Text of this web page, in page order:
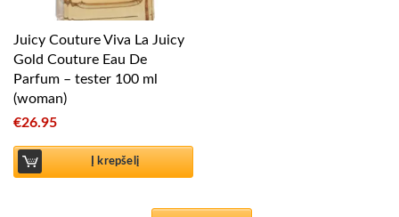
Juicy Couture Viva La Juicy
Gold Couture Eau De
Parfum – tester 100 ml
(woman)
€26.95
Į krepšelį